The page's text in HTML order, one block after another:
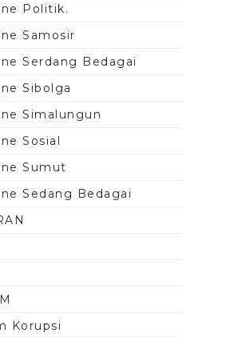
Politik.
Samosir
Serdang Bedagai
Sibolga
Simalungun
Sosial
Sumut
Sedang Bedagai
Korupsi